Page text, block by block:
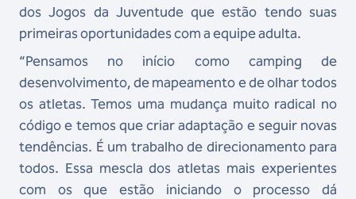
dos Jogos da Juventude que estão tendo suas
primeiras oportunidades com a equipe adulta.
“Pensamos no início como camping de
desenvolvimento, de mapeamento e de olhar todos
os atletas. Temos uma mudança muito radical no
código e temos que criar adaptação e seguir novas
tendências. É um trabalho de direcionamento para
todos. Essa mescla dos atletas mais experientes
com os que estão iniciando o processo dá